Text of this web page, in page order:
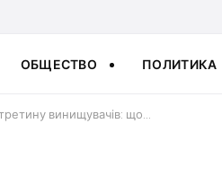
ОБЩЕСТВО ПОЛИТИКА
винищувачів: що…